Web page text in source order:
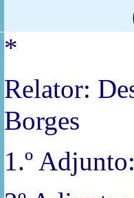
*
Relator:
Borges
1.º